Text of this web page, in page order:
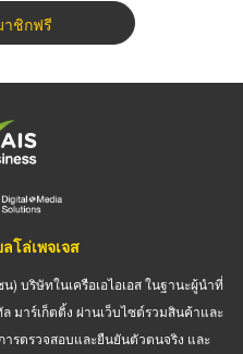
ชิกฟรี
โล่เพจเจส
) บริษัทในเครือเอไอเอส ในฐานะผู้นำที่
าร์เก็ตติ้ง ผ่านเว็บไซต์รวมสินค้าและ
ารตรวจสอบและยืนยันตัวตนจริง และ